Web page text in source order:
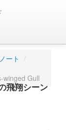
ート /
Gull
飛翔シーン